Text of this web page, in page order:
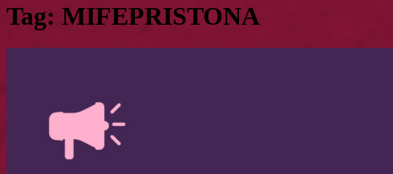
Tag: MIFEPRISTONA